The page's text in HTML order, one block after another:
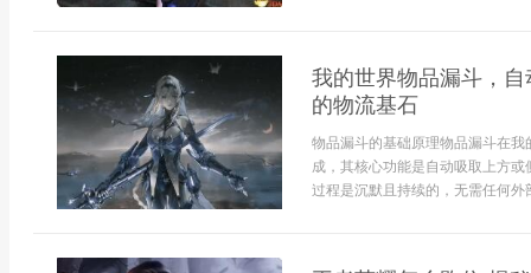
我的世界物品漏斗，
的物流基石
物品漏斗的基础原理物品漏斗在
成，其核心功能是自动吸取上方
过程是沉默且持续的，无需任何外